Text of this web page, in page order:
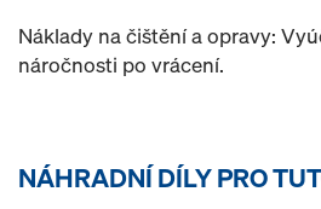
Náklady na čištění a opravy:
náročnosti po vrácení.
NÁHRADNÍ DÍLY PRO